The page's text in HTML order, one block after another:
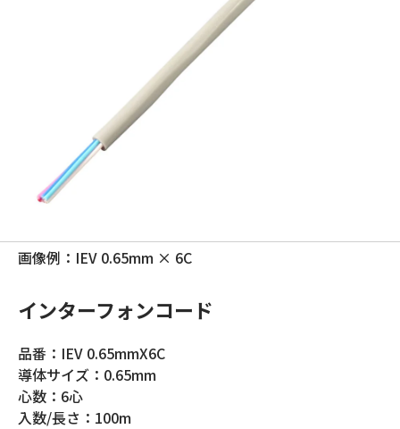
画像例：IEV 0.65mm × 6C
インターフォンコード
品番：IEV 0.65mmX6C
導体サイズ：0.65mm
心数：6心
入数/長さ：100m